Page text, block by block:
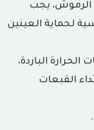
الرموش، يجب
لحماية العينين
الباردة،
القبعات